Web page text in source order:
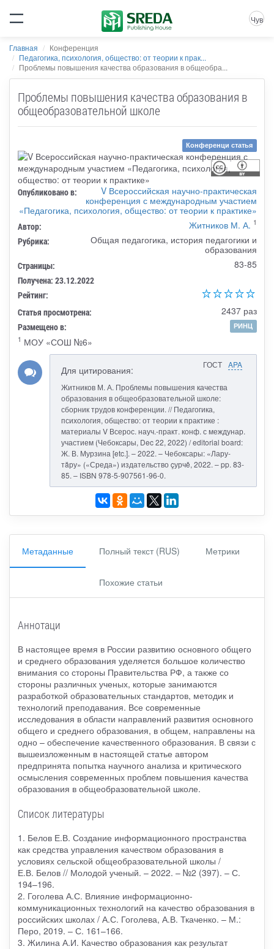
Чув
Главная
Конференция
Педагогика, психология, общество: от теории к прак...
Проблемы повышения качества образования в общеобра...
Проблемы повышения качества образования в
общеобразовательной школе
Конференци статья
Опубликовано в:
V Всероссийская научно-практическая
конференция с международным участием
«Педагогика, психология, общество: от теории к практике»
Автор: Житников М. А. 1
Рубрика:
Общая педагогика, история педагогики и
образования
Страницы: 83-85
Получена: 23.12.2022
Рейтинг:
Статья просмотрена:
2437 раз
Размещено в:
РИНЦ
1 МОУ «СОШ №6»
ГОСТ APA
Для цитирования:
Житников М. А. Проблемы повышения качества
образования в общеобразовательной школе:
сборник трудов конференции. // Педагогика,
психология, общество: от теории к практике :
материалы V Всерос. науч.-практ. конф. с междунар.
участием (Чебоксары, Dec 22, 2022) / editorial board:
Ж. В. Мурзина [etc.]. – 2022. – Чебоксары: «Лару-
тăру» («Среда») издательство çурчě, 2022. – pp. 83-
85. – ISBN 978-5-907561-96-0.
Метаданные Полный текст (RUS) Метрики
Похожие статьи
Аннотаци
В настоящее время в России развитию основного общего
и среднего образования уделяется большое количество
внимания со стороны Правительства РФ, а также со
стороны различных ученых, которые занимаются
разработкой образовательных стандартов, методик и
технологий преподавания. Все современные
исследования в области направлений развития основного
общего и среднего образования, в общем, направлены на
одно – обеспечение качественного образования. В связи с
вышеизложенным в настоящей статье автором
предпринята попытка научного анализа и критического
осмысления современных проблем повышения качества
образования в общеобразовательной школе.
Список литературы
1. Белов Е.В. Создание информационного пространства
как средства управления качеством образования в
условиях сельской общеобразовательной школы /
Е.В. Белов // Молодой ученый. – 2022. – №2 (397). – С.
194–196.
2. Гоголева А.С. Влияние информационно-
коммуникационных технологий на качество образования в
российских школах / А.С. Гоголева, А.В. Ткаченко. – М.:
Перо, 2019. – С. 161–166.
3. Жилина А.И. Качество образования как результат